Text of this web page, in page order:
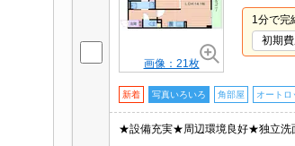
画像：21枚
1分で完
初期費
新着 写真いろいろ 角部屋 オートロ
★設備充実★周辺環境良好★独立